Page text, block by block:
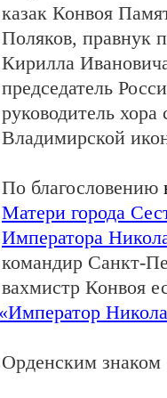
казак Конвоя
Поляков, правнук
Кирилла
председатель
руководитель
Владимирской
По благословению
Матери города
Императора
командир Санкт-
вахмистр Конвоя
«Император
Орденским знаком